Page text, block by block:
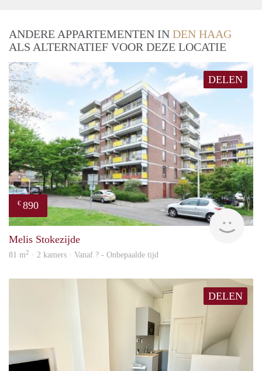
ANDERE APPARTEMENTEN IN DEN HAAG
ALS ALTERNATIEF VOOR DEZE LOCATIE
DELEN
€ 890
Melis Stokezijde
81 m2 · 2 kamers · Vanaf ? - Onbepaalde tijd
DELEN